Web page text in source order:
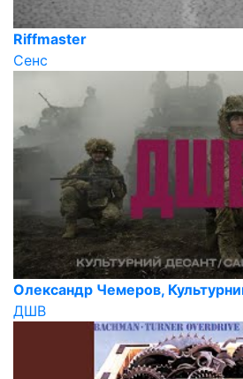
Riffmaster
Сенс
Олександр Чемеров,
ДШВ